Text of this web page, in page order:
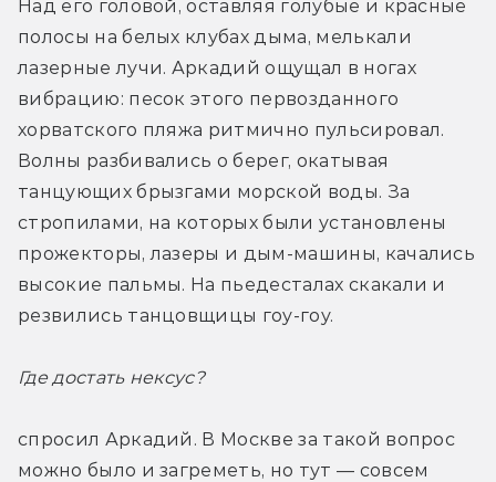
Над его головой, оставляя голубые и красные
полосы на белых клубах дыма, мелькали
лазерные лучи. Аркадий ощущал в ногах
вибрацию: песок этого первозданного
хорватского пляжа ритмично пульсировал.
Волны разбивались о берег, окатывая
танцующих брызгами морской воды. За
стропилами, на которых были установлены
прожекторы, лазеры и дым-машины, качались
высокие пальмы. На пьедесталах скакали и
резвились танцовщицы гоу-гоу.
Где достать нексус?
спросил Аркадий. В Москве за такой вопрос
можно было и загреметь, но тут — совсем